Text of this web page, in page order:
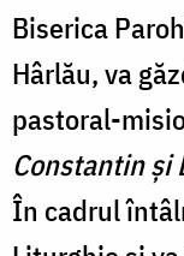
Biserica
Hârlău, va
pastoral-
Constantin și
În cadrul